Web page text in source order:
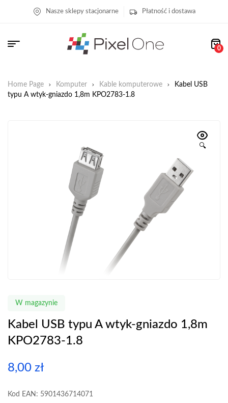
Nasze sklepy stacjonarne Płatność i dostawa
0
Home Page Komputer Kable komputerowe
Kabel USB
typu A wtyk-gniazdo 1,8m KPO2783-1.8
🔍
W magazynie
Kabel USB typu A wtyk-gniazdo 1,8m
KPO2783-1.8
8,00 zł
Kod EAN: 5901436714071